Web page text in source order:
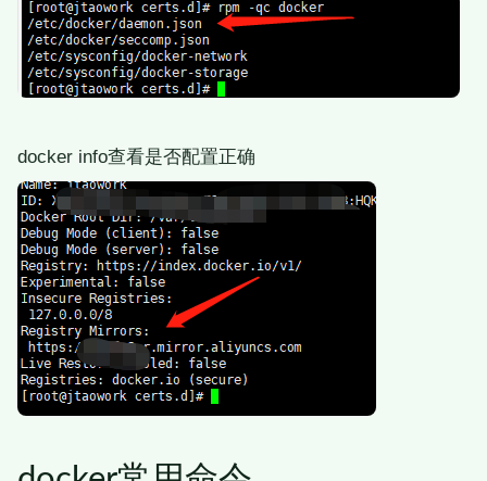
docker info查看是否配置正确